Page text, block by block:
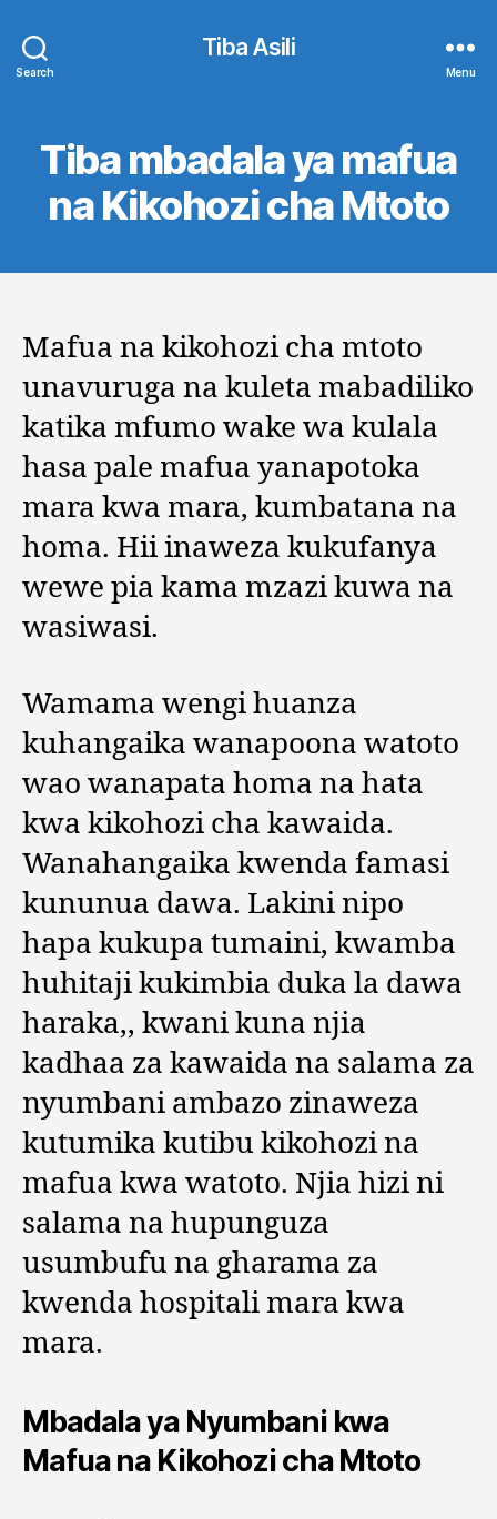
Search
Tiba Asili
Menu
Tiba mbadala ya mafua
na Kikohozi cha Mtoto
Mafua na kikohozi cha mtoto
unavuruga na kuleta mabadiliko
katika mfumo wake wa kulala
hasa pale mafua yanapotoka
mara kwa mara, kumbatana na
homa. Hii inaweza kukufanya
wewe pia kama mzazi kuwa na
wasiwasi.
Wamama wengi huanza
kuhangaika wanapoona watoto
wao wanapata homa na hata
kwa kikohozi cha kawaida.
Wanahangaika kwenda famasi
kununua dawa. Lakini nipo
hapa kukupa tumaini, kwamba
huhitaji kukimbia duka la dawa
haraka,, kwani kuna njia
kadhaa za kawaida na salama za
nyumbani ambazo zinaweza
kutumika kutibu kikohozi na
mafua kwa watoto. Njia hizi ni
salama na hupunguza
usumbufu na gharama za
kwenda hospitali mara kwa
mara.
Mbadala ya Nyumbani kwa
Mafua na Kikohozi cha Mtoto